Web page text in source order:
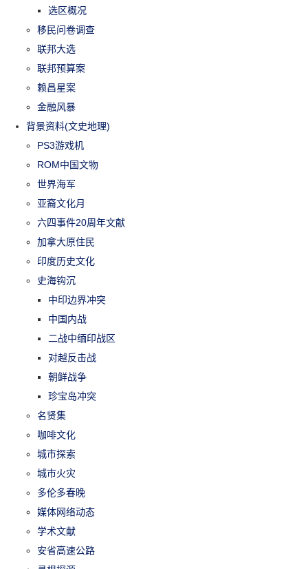
选区概况
移民问卷调查
联邦大选
联邦预算案
赖昌星案
金融风暴
背景资料(文史地理)
PS3游戏机
ROM中国文物
世界海军
亚裔文化月
六四事件20周年文献
加拿大原住民
印度历史文化
史海钩沉
中印边界冲突
中国内战
二战中缅印战区
对越反击战
朝鲜战争
珍宝岛冲突
名贤集
咖啡文化
城市探索
城市火灾
多伦多春晚
媒体网络动态
学术文献
安省高速公路